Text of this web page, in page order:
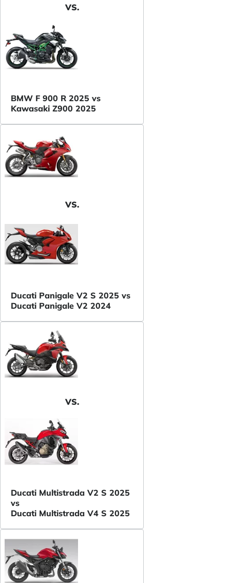
VS.
BMW F 900 R 2025 vs
Kawasaki Z900 2025
VS.
Ducati Panigale V2 S 2025 vs
Ducati Panigale V2 2024
VS.
Ducati Multistrada V2 S 2025
vs
Ducati Multistrada V4 S 2025